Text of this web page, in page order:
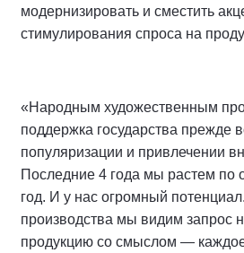
модернизировать и сместить
стимулирования спроса на
«Народным художественным
поддержка государства прежде
популяризации и привлечении
Последние 4 года мы растем по
год. И у нас огромный
производства мы видим запрос
продукцию со смыслом —